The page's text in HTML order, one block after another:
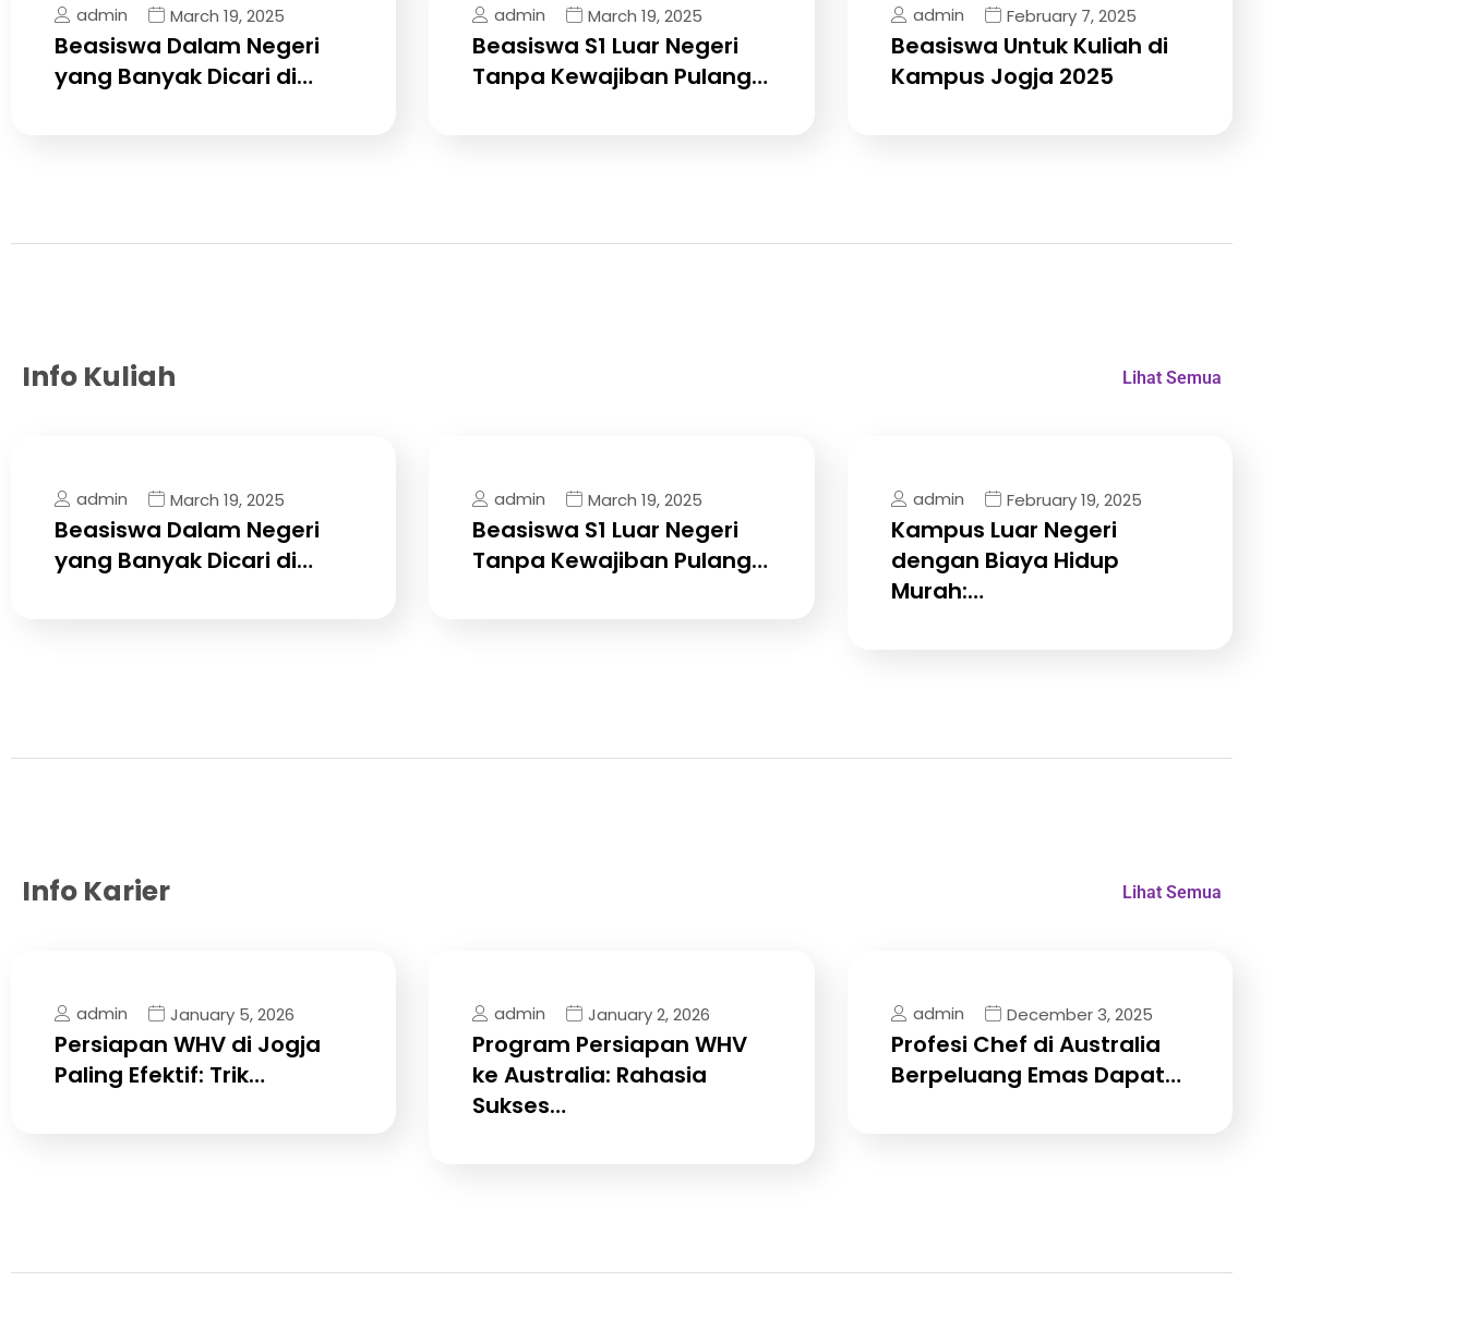
admin March 19, 2025
Beasiswa Dalam Negeri
yang Banyak Dicari di…
admin March 19, 2025
Beasiswa S1 Luar Negeri
Tanpa Kewajiban Pulang…
admin February 7, 2025
Beasiswa Untuk Kuliah di
Kampus Jogja 2025
Info Kuliah Lihat Semua
admin March 19, 2025
Beasiswa Dalam Negeri
yang Banyak Dicari di…
admin March 19, 2025
Beasiswa S1 Luar Negeri
Tanpa Kewajiban Pulang…
admin February 19, 2025
Kampus Luar Negeri
dengan Biaya Hidup
Murah:…
Info Karier Lihat Semua
admin January 5, 2026
Persiapan WHV di Jogja
Paling Efektif: Trik…
admin January 2, 2026
Program Persiapan WHV
ke Australia: Rahasia
Sukses…
admin December 3, 2025
Profesi Chef di Australia
Berpeluang Emas Dapat…